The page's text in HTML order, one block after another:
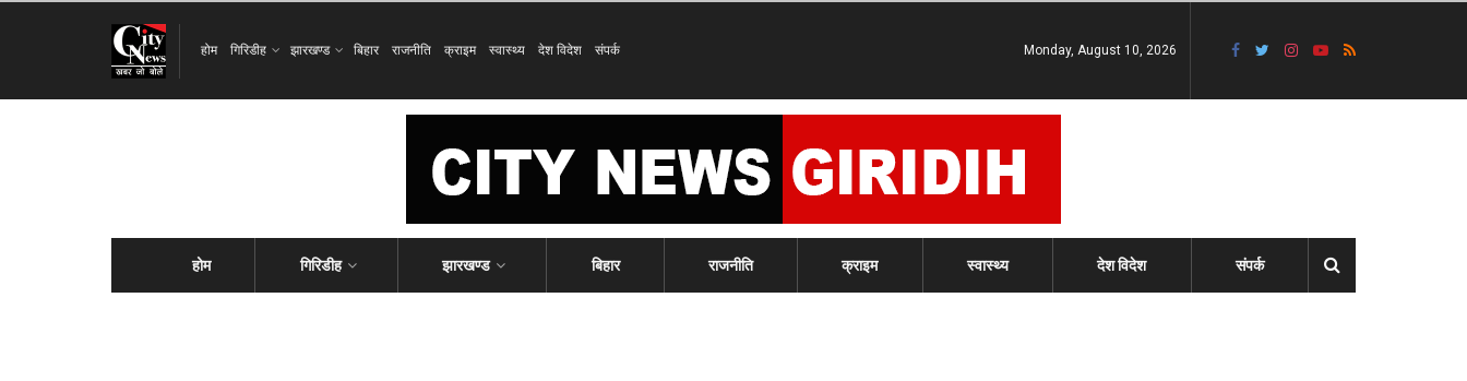
होम गिरिडीह झारखण्ड बिहार राजनीति क्राइम स्वास्थ्य देश विदेश संपर्क Monday, August 10, 2026
होम गिरिडीह झारखण्ड बिहार राजनीति क्राइम स्वास्थ्य देश विदेश संपर्क